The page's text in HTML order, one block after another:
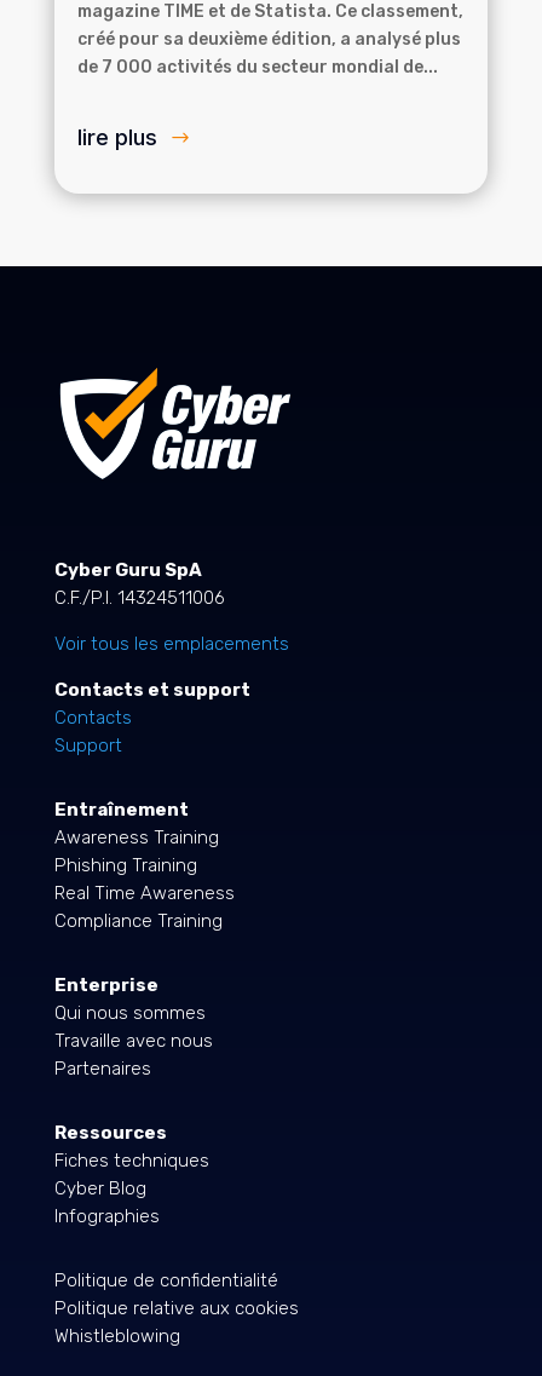
magazine TIME et de Statista. Ce classement,
créé pour sa deuxième édition, a analysé plus
de 7 000 activités du secteur mondial de...
lire plus
Cyber Guru SpA
C.F./P.I. 14324511006
Voir tous les emplacements
Contacts et support
Contacts
Support
Entraînement
Awareness Training
Phishing Training
Real Time Awareness
Compliance Training
Enterprise
Qui nous sommes
Travaille avec nous
Partenaires
Ressources
Fiches techniques
Cyber Blog
Infographies
Politique de confidentialité
Politique relative aux cookies
Whistleblowing